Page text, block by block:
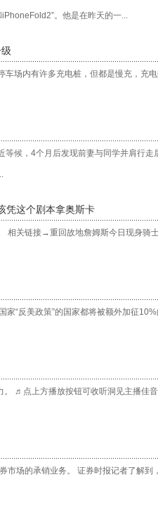
。他是在昨天的一...
场内有许多充电桩，但都是慢充，充
候，4个月后发现前妻与同学并肩行走
凭这个剧本拿奥斯卡
相关链接→重回故地詹姆斯今日现身骑
“反美政策”的国家都将被额外加征
。 ♬点上方播放按钮可收听洞见主播佳
市场的承销业务。 证券时报记者了解